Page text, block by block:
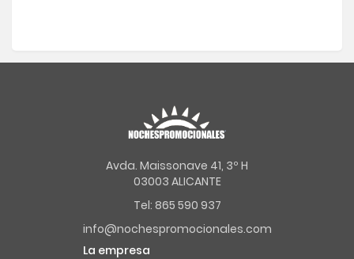
Avda. Maissonave 41, 3º H
03003 ALICANTE
Tel: 865 590 937
info@nochespromocionales.com
La empresa